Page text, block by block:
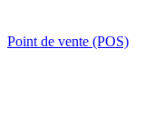
Point de vente (POS)